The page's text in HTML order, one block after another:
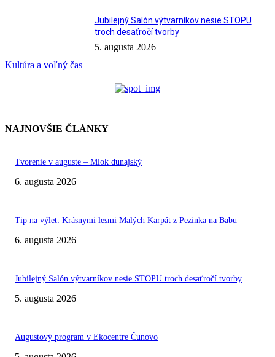
Kultúra a voľný čas
Jubilejný Salón výtvarníkov nesie STOPU
troch desaťročí tvorby
5. augusta 2026
NAJNOVŠIE ČLÁNKY
Tvorenie v auguste – Mlok dunajský
6. augusta 2026
Tip na výlet: Krásnymi lesmi Malých Karpát z Pezinka na Babu
6. augusta 2026
Jubilejný Salón výtvarníkov nesie STOPU troch desaťročí tvorby
5. augusta 2026
Augustový program v Ekocentre Čunovo